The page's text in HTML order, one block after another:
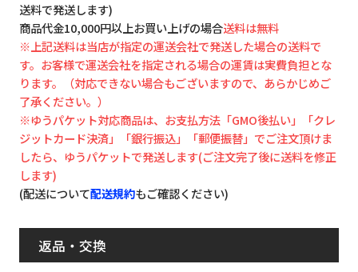
送料で発送します)
商品代金10,000円以上お買い上げの場合送料は無料
※上記送料は当店が指定の運送会社で発送した場合の送料で
す。お客様で運送会社を指定される場合の運賃は実費負担とな
ります。（対応できない場合もございますので、あらかじめご
了承ください。）
※ゆうパケット対応商品は、お支払方法「GMO後払い」「クレ
ジットカード決済」「銀行振込」「郵便振替」でご注文頂けま
したら、ゆうパケットで発送します(ご注文完了後に送料を修正
します)
(配送について配送規約もご確認ください)
返品・交換